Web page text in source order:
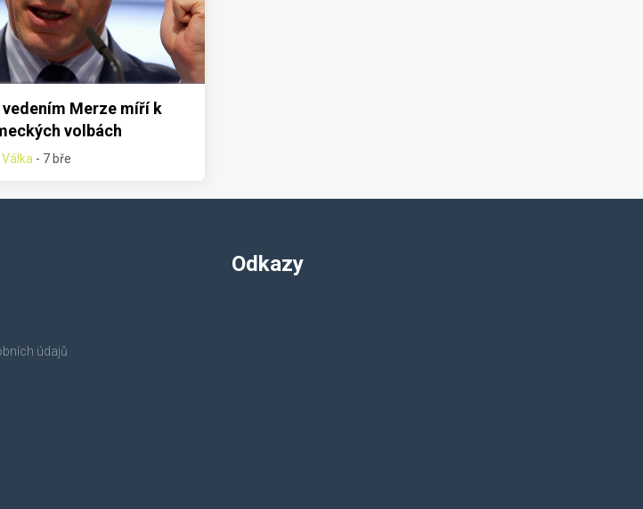
vedením Merze míří k
volbách
- 7 bře
údajů
Odkazy